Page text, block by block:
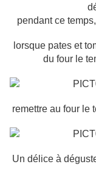
pendant ce
lorsque pates et
du four le
remettre au four le
Un délice à